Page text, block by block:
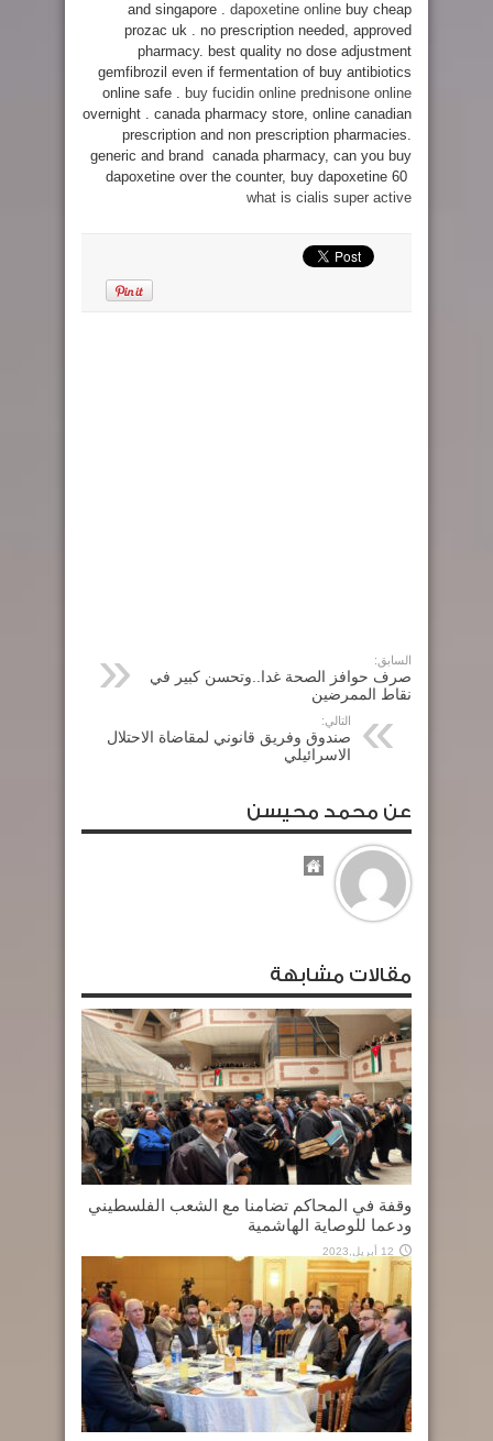
and singapore . dapoxetine online buy cheap
prozac uk . no prescription needed, approved
pharmacy. best quality no dose adjustment
gemfibrozil even if fermentation of buy antibiotics
online safe . buy fucidin online prednisone online
overnight . canada pharmacy store, online canadian
prescription and non prescription pharmacies.
generic and brand canada pharmacy, can you buy
dapoxetine over the counter, buy dapoxetine 60
what is cialis super active
السابق:
صرف حوافز الصحة غدا..وتحسن كبير في
نقاط الممرضين
التالي:
صندوق وفريق قانوني لمقاضاة الاحتلال
الاسرائيلي
عن محمد محيسن
مقالات مشابهة
وقفة في المحاكم تضامنا مع الشعب الفلسطيني
ودعما للوصاية الهاشمية
12 أبريل,2023